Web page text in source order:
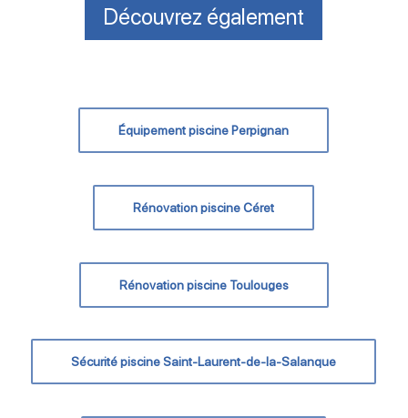
Découvrez également
Équipement piscine Perpignan
Rénovation piscine Céret
Rénovation piscine Toulouges
Sécurité piscine Saint-Laurent-de-la-Salanque